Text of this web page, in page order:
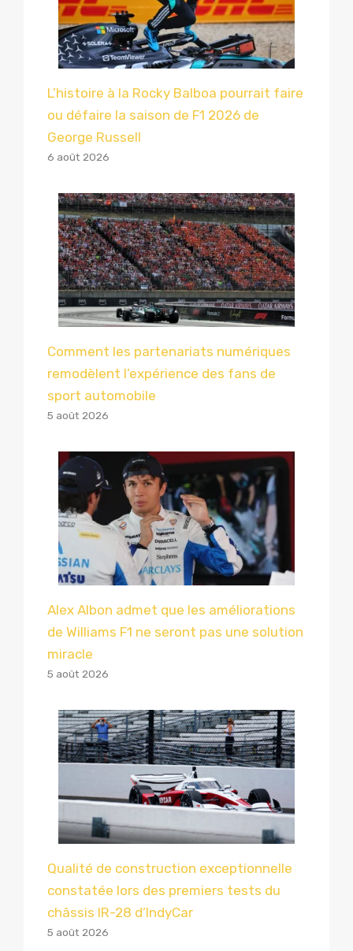
L’histoire à la Rocky Balboa pourrait faire
ou défaire la saison de F1 2026 de
George Russell
6 août 2026
Comment les partenariats numériques
remodèlent l’expérience des fans de
sport automobile
5 août 2026
Alex Albon admet que les améliorations
de Williams F1 ne seront pas une solution
miracle
5 août 2026
Qualité de construction exceptionnelle
constatée lors des premiers tests du
châssis IR-28 d’IndyCar
5 août 2026